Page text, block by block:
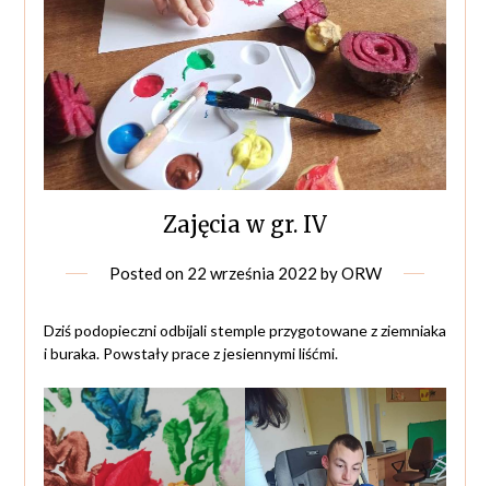
Zajęcia w gr. IV
Posted on 22 września 2022 byORW
Dziś podopieczni odbijali stemple przygotowane z ziemniaka
i buraka. Powstały prace z jesiennymi liśćmi.